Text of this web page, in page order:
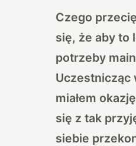
Czego
się, że aby to
potrzeby
Uczestnicząc
miałem
się z tak
siebie